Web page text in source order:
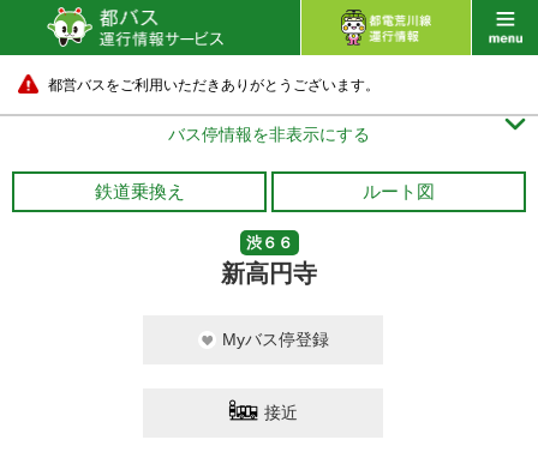
都営バスをご利用いただきありがとうございます。
バス停情報を非表示にする 
鉄道乗換え ルート図
渋６６
新高円寺
Myバス停登録
接近